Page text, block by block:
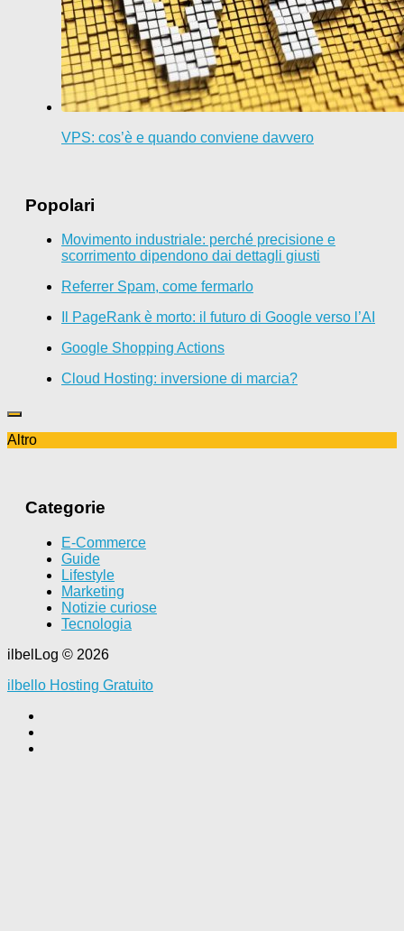
VPS: cos’è e quando conviene davvero
Popolari
Movimento industriale: perché precisione e
scorrimento dipendono dai dettagli giusti
Referrer Spam, come fermarlo
Il PageRank è morto: il futuro di Google verso l’AI
Google Shopping Actions
Cloud Hosting: inversione di marcia?
Altro
Categorie
E-Commerce
Guide
Lifestyle
Marketing
Notizie curiose
Tecnologia
ilbelLog © 2026
ilbello Hosting Gratuito